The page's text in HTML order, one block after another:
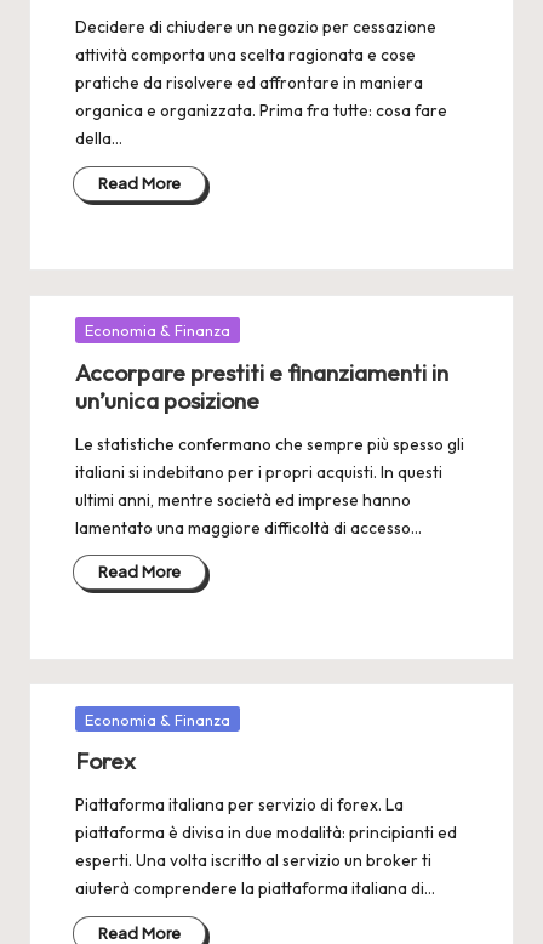
Decidere di chiudere un negozio per cessazione
attività comporta una scelta ragionata e cose
pratiche da risolvere ed affrontare in maniera
organica e organizzata. Prima fra tutte: cosa fare
della…
Read More
Posted
Economia & Finanza
Accorpare prestiti e finanziamenti in
un’unica posizione
Le statistiche confermano che sempre più spesso gli
italiani si indebitano per i propri acquisti. In questi
ultimi anni, mentre società ed imprese hanno
lamentato una maggiore difficoltà di accesso…
Read More
Posted
Economia & Finanza
Forex
Piattaforma italiana per servizio di forex. La
piattaforma è divisa in due modalità: principianti ed
esperti. Una volta iscritto al servizio un broker ti
aiuterà comprendere la piattaforma italiana di…
Read More